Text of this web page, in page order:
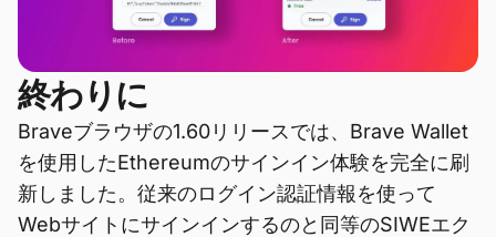
終わりに
Braveブラウザの1.60リリースでは、Brave Wallet
を使用したEthereumのサインイン体験を完全に刷
新しました。従来のログイン認証情報を使って
Webサイトにサインインするのと同等のSIWEエク